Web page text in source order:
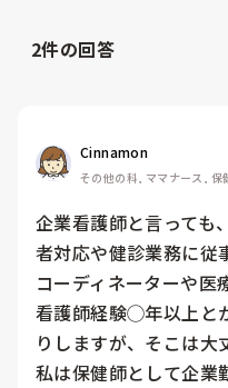
2件の回答
Cinnamon
その他の科, ママナース, 保
企業看護師と言っても
者対応や健診業務に従
コーディネーターや医
看護師経験◯年以上と
りしますが、そこは大
私は保健師として企業